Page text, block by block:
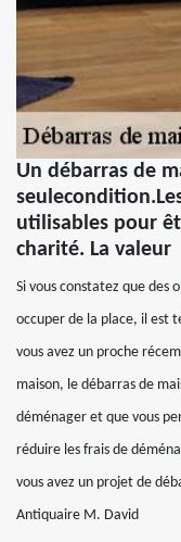
Un débarras de
utilisables pour
charité. La valeur
Si vous constatez que des
occuper de la place, il est
vous avez un proche
maison, le débarras de
déménager et que vous
réduire les frais de
vous avez un projet de
Antiquaire M. David